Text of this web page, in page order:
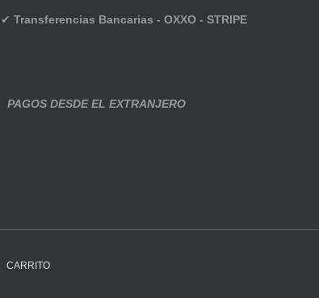
✔ Transferencias Bancarias - OXXO - STRIPE
PAGOS DESDE EL EXTRANJERO
CARRITO